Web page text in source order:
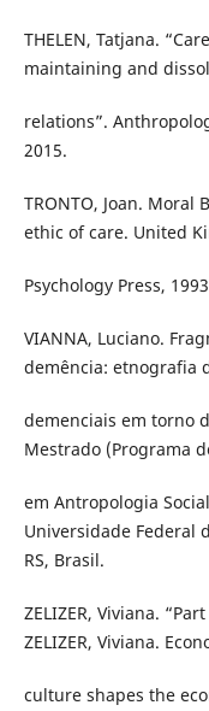
THELEN, Tatjana.
maintaining and
relations”.
2015.
TRONTO, Joan.
ethic of care. United
Psychology Press,
VIANNA, Luciano.
demência: etnografia
demenciais em torno
Mestrado (Programa
em Antropologia
Universidade Federal
RS, Brasil.
ZELIZER, Viviana.
ZELIZER, Viviana.
culture shapes the